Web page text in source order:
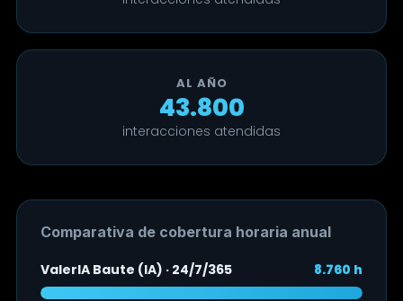
AL AÑO
43.800
interacciones atendidas
Comparativa de cobertura horaria anual
ValerIA Baute (IA) · 24/7/365 8.760 h